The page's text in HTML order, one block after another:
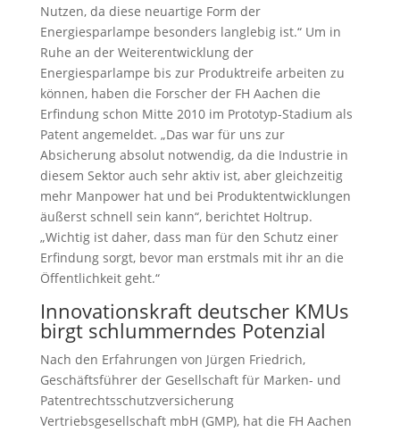
Nutzen, da diese neuartige Form der
Energiesparlampe besonders langlebig ist.“ Um in
Ruhe an der Weiterentwicklung der
Energiesparlampe bis zur Produktreife arbeiten zu
können, haben die Forscher der FH Aachen die
Erfindung schon Mitte 2010 im Prototyp-Stadium als
Patent angemeldet. „Das war für uns zur
Absicherung absolut notwendig, da die Industrie in
diesem Sektor auch sehr aktiv ist, aber gleichzeitig
mehr Manpower hat und bei Produktentwicklungen
äußerst schnell sein kann“, berichtet Holtrup.
„Wichtig ist daher, dass man für den Schutz einer
Erfindung sorgt, bevor man erstmals mit ihr an die
Öffentlichkeit geht.“
Innovationskraft deutscher KMUs
birgt schlummerndes Potenzial
Nach den Erfahrungen von Jürgen Friedrich,
Geschäftsführer der Gesellschaft für Marken- und
Patentrechtsschutzversicherung
Vertriebsgesellschaft mbH (GMP), hat die FH Aachen